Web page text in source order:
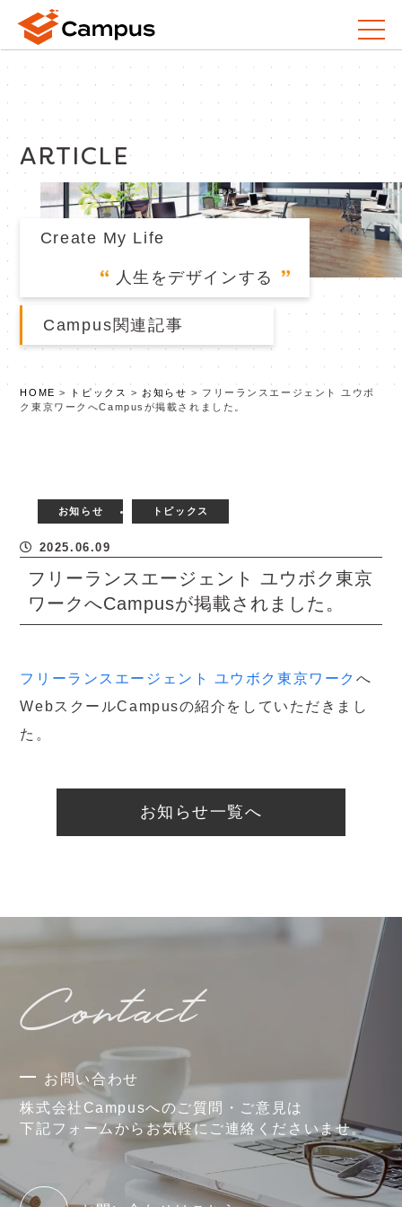
ARTICLE
Create My Life
人生をデザインする
Campus関連記事
HOME > トピックス > お知らせ > フリーランスエージェント ユウボ
ク東京ワークへCampusが掲載されました。
お知らせ トピックス
2025.06.09
フリーランスエージェント ユウボク東京
ワークへCampusが掲載されました。
フリーランスエージェント ユウボク東京ワーク へ
WebスクールCampusの紹介をしていただきまし
た。
お知らせ一覧へ
Contact
お問い合わせ
株式会社Campusへのご質問・ご意見は
下記フォームからお気軽にご連絡くださいませ。